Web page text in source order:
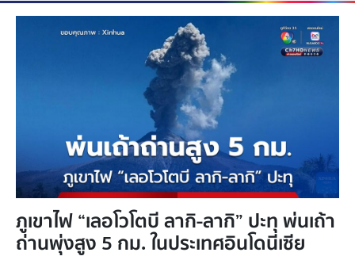
ภูเขาไฟ “เลอโวโตบี ลากิ-ลากิ” ปะทุ พ่นเถ้า
ถ่านพุ่งสูง 5 กม. ในประเทศอินโดนีเซีย